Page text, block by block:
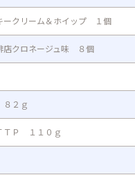
ークリーム＆ホイップ １個
クロネージュ味 ８個
２ｇ
ＴＰ １１０ｇ